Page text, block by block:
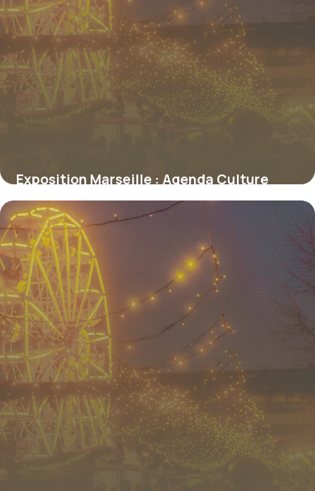
Exposition Marseille : Agenda Culture
2026
7 juillet 2026